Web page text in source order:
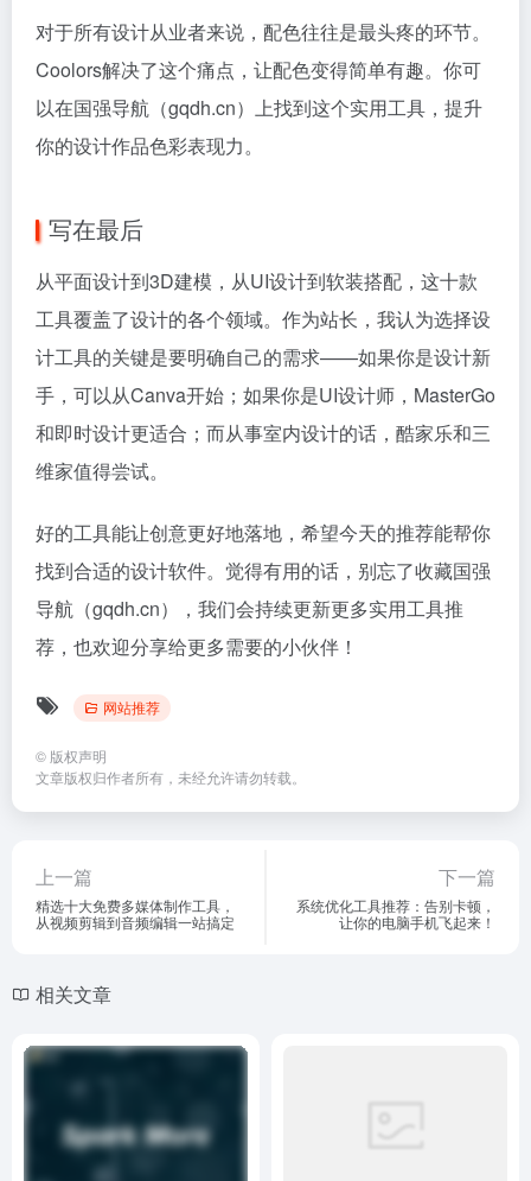
对于所有设计从业者来说，配色往往是最头疼的环节。
Coolors解决了这个痛点，让配色变得简单有趣。你可
以在国强导航（gqdh.cn）上找到这个实用工具，提升
你的设计作品色彩表现力。
写在最后
从平面设计到3D建模，从UI设计到软装搭配，这十款
工具覆盖了设计的各个领域。作为站长，我认为选择设
计工具的关键是要明确自己的需求——如果你是设计新
手，可以从Canva开始；如果你是UI设计师，MasterGo
和即时设计更适合；而从事室内设计的话，酷家乐和三
维家值得尝试。
好的工具能让创意更好地落地，希望今天的推荐能帮你
找到合适的设计软件。觉得有用的话，别忘了收藏国强
导航（gqdh.cn），我们会持续更新更多实用工具推
荐，也欢迎分享给更多需要的小伙伴！
网站推荐
© 版权声明
文章版权归作者所有，未经允许请勿转载。
上一篇
精选十大免费多媒体制作工具，
从视频剪辑到音频编辑一站搞定
下一篇
系统优化工具推荐：告别卡顿，
让你的电脑手机飞起来！
相关文章